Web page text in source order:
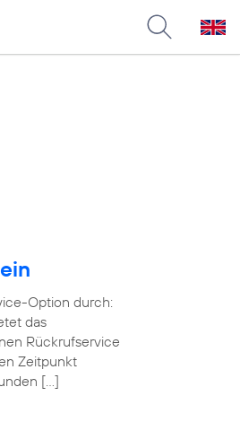
Option durch:
das
Rückrufservice
Zeitpunkt
[…]